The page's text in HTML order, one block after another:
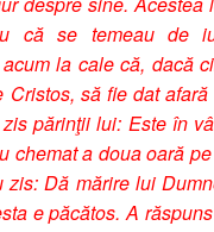
că se temeau de
la cale că, dacă
Cristos, să fie dat
părinţii lui: Este în
chemat a doua oară
zis: Dă mărire lui
e păcătos. A